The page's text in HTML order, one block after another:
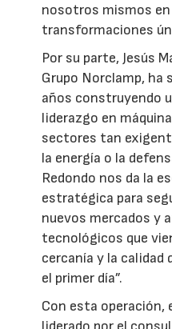
nosotros mismos
transformaciones
Por su parte, Jesús
Grupo Norclamp, ha
años construyendo
liderazgo en
sectores tan
la energía o la
Redondo nos da la
estratégica para
nuevos mercados y
tecnológicos que
cercanía y la calidad
el primer día”.
Con esta operación,